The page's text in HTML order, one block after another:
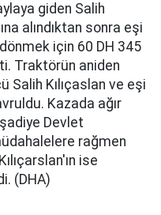
giden Salih
alındıktan sonra eşi
için 60 DH 345
Traktörün aniden
Salih Kılıçaslan ve eşi
Kazada ağır
Devlet
rağmen
ise
(DHA)